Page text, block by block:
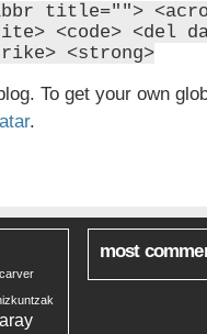
title="">
<code> <del
<strong>
To get your own
.
carver
most